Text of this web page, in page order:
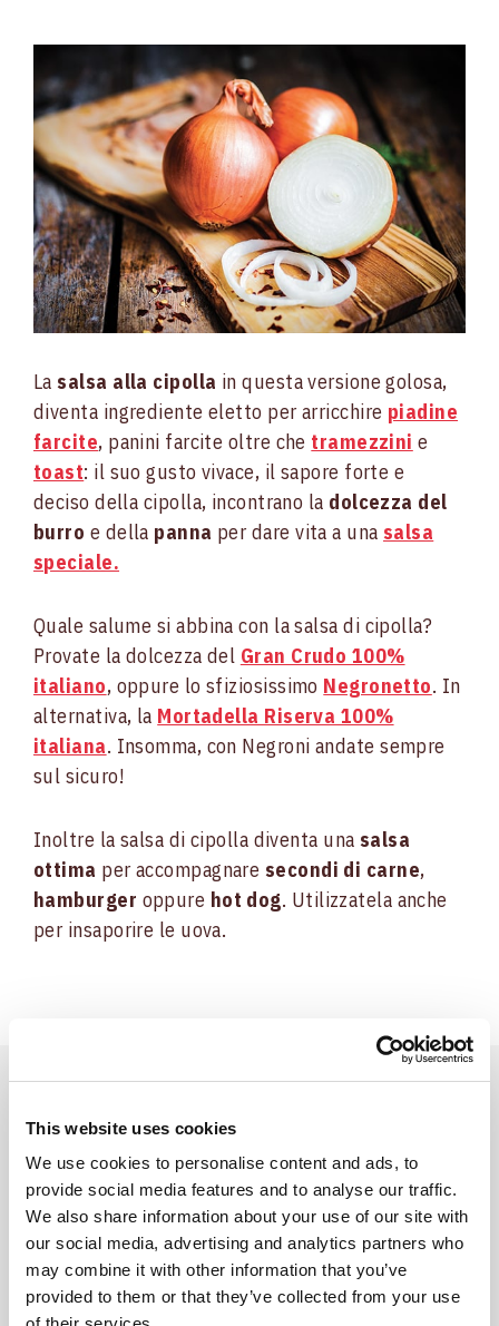
This website uses cookies
We use cookies to personalise content and ads, to
provide social media features and to analyse our traffic.
We also share information about your use of our site with
our social media, advertising and analytics partners who
may combine it with other information that you’ve
provided to them or that they’ve collected from your use
La salsa alla cipolla in questa versione golosa,
diventa ingrediente eletto per arricchire piadine
farcite, panini farcite oltre che tramezzini e
toast: il suo gusto vivace, il sapore forte e
deciso della cipolla, incontrano la dolcezza del
burro e della panna per dare vita a una salsa
speciale.
Quale salume si abbina con la salsa di cipolla?
Provate la dolcezza del Gran Crudo 100%
italiano, oppure lo sfiziosissimo Negronetto. In
alternativa, la Mortadella Riserva 100%
italiana. Insomma, con Negroni andate sempre
sul sicuro!
Inoltre la salsa di cipolla diventa una salsa
ottima per accompagnare secondi di carne,
hamburger oppure hot dog. Utilizzatela anche
per insaporire le uova.
Prodotti
Utilizzati